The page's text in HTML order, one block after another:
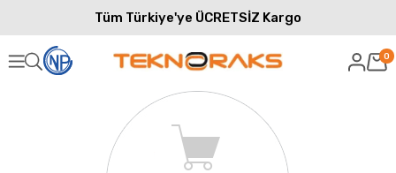
Tüm Türkiye'ye ÜCRETSİZ Kargo
0